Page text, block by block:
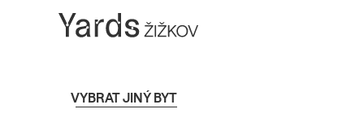
VYBRAT JINÝ BYT